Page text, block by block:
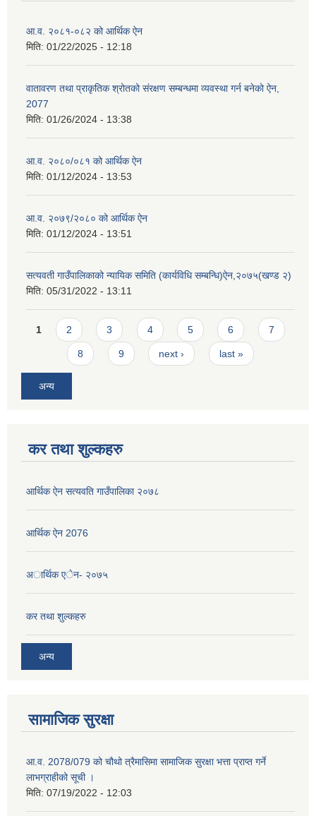
आ.व. २०८१-०८२ को आर्थिक ऐन
मिति: 01/22/2025 - 12:18
वातावरण तथा प्राकृतिक श्रोतको संरक्षण सम्बन्धमा व्यवस्था गर्न बनेको ऐन,
2077
मिति: 01/26/2024 - 13:38
आ.व. २०८०/०८१ को आर्थिक ऐन
मिति: 01/12/2024 - 13:53
आ.व. २०७९/२०८० को आर्थिक ऐन
मिति: 01/12/2024 - 13:51
सत्यवती गाउँपालिकाको न्यायिक समिति (कार्यविधि सम्बन्धि)ऐन,२०७५(खण्ड २)
मिति: 05/31/2022 - 13:11
Pages
1 2 3 4 5 6 7
8 9 next › last »
अन्य
कर तथा शुल्कहरु
आर्थिक ऐन सत्यवति गाउँपालिका २०७८
आर्थिक ऐन 2076
अार्थिक एेन- २०७५
कर तथा शुल्कहरु
अन्य
सामाजिक सुरक्षा
आ.व. 2078/079 को चौथो त्रैमासिमा सामाजिक सुरक्षा भत्ता प्राप्त गर्ने
लाभग्राहीको सूची ।
मिति: 07/19/2022 - 12:03